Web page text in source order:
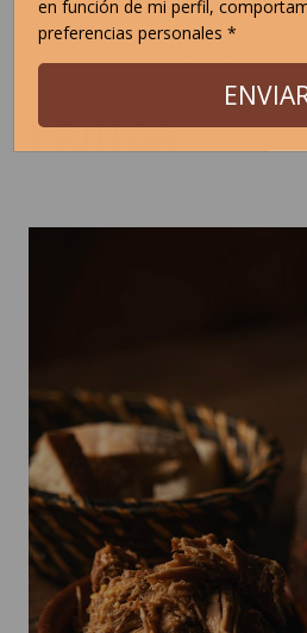
PRINGÁ
en función de mi perfil,
preferencias personales *